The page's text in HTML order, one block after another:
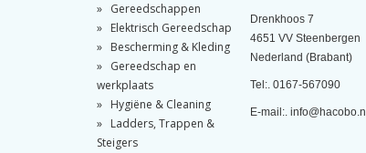
Gereedschappen
Elektrisch Gereedschap
Bescherming & Kleding
Gereedschap en
werkplaats
Hygiëne & Cleaning
Ladders, Trappen &
Steigers
Drenkhoos 7
4651 VV Steenbergen
Nederland (Brabant)
Tel:. 0167-567090
E-mail:. info@hacobo.nl